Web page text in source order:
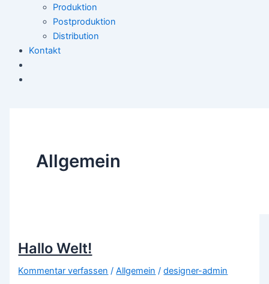
Produktion
Postproduktion
Distribution
Kontakt
Allgemein
Hallo Welt!
Kommentar verfassen /Allgemein /designer-admin